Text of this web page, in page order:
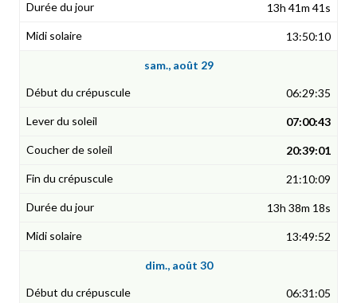
13h 41m 41s
13:50:10
sam., août 29
06:29:35
07:00:43
20:39:01
21:10:09
13h 38m 18s
13:49:52
dim., août 30
06:31:05